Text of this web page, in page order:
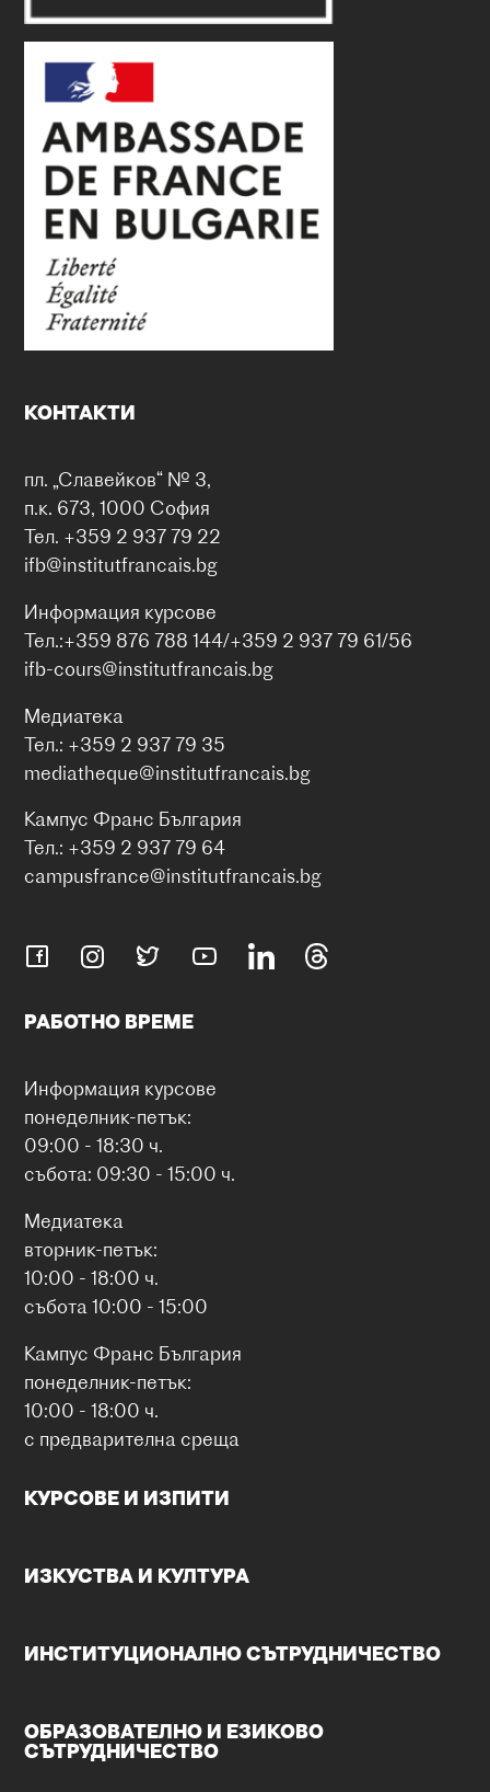
КОНТАКТИ
пл. „Славейков“ № 3,
п.к. 673, 1000 София
Тел. +359 2 937 79 22
ifb@institutfrancais.bg
Информация курсове
Тел.:+359 876 788 144/+359 2 937 79 61/56
ifb-cours@institutfrancais.bg
Медиатека
Тел.: +359 2 937 79 35
mediatheque@institutfrancais.bg
Кампус Франс България
Тел.: +359 2 937 79 64
campusfrance@institutfrancais.bg
РАБОТНО ВРЕМЕ
Информация курсове
понеделник-петък:
09:00 - 18:30 ч.
събота: 09:30 - 15:00 ч.
Медиатека
вторник-петък:
10:00 - 18:00 ч.
събота 10:00 - 15:00
Кампус Франс България
понеделник-петък:
10:00 - 18:00 ч.
с предварителна среща
КУРСОВЕ И ИЗПИТИ
ИЗКУСТВА И КУЛТУРА
ИНСТИТУЦИОНАЛНО СЪТРУДНИЧЕСТВО
ОБРАЗОВАТЕЛНО И ЕЗИКОВО
СЪТРУДНИЧЕСТВО